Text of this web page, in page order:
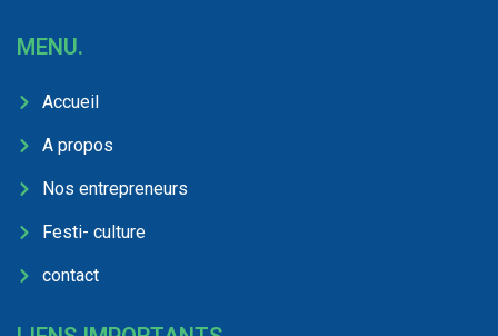
MENU.
Accueil
A propos
Nos entrepreneurs
Festi- culture
contact